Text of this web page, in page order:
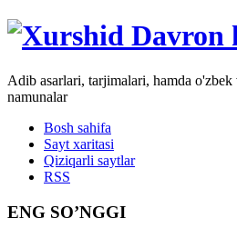
Adib asarlari, tarjimalari, hamda
namunalar
Bosh sahifa
Sayt xaritasi
Qiziqarli saytlar
RSS
ENG SO’NGGI